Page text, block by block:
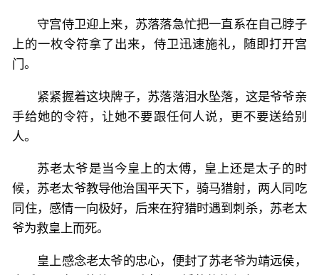
守宫侍卫迎上来，苏落落急忙把一直系在自己脖子
上的一枚令符拿了出来，侍卫迅速施礼，随即打开宫
门。
紧紧握着这块牌子，苏落落泪水坠落，这是爷爷亲
手给她的令符，让她不要跟任何人说，更不要送给别
人。
苏老太爷是当今皇上的太傅，皇上还是太子的时
候，苏老太爷教导他治国平天下，骑马猎射，两人同吃
同住，感情一向极好，后来在狩猎时遇到刺杀，苏老太
爷为救皇上而死。
皇上感念老太爷的忠心，便封了苏老爷为靖远侯，